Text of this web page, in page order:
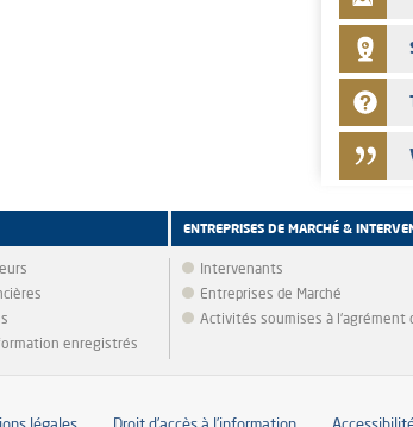
enregistrés
ENTREPRISES DE MARCHÉ &
Intervenants
Entreprises de Marché
Activités soumises à l'agrément